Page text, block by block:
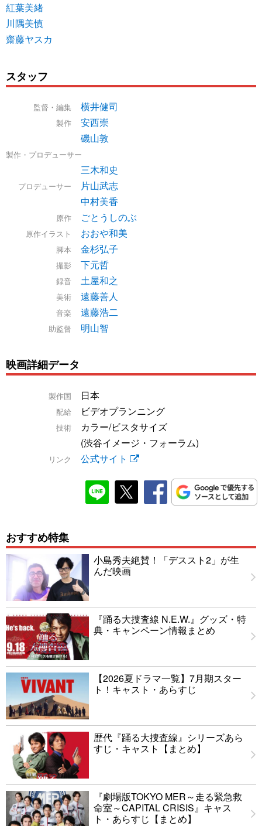
紅葉美緒
川隅美慎
齋藤ヤスカ
スタッフ
監督・編集 横井健司
製作
安西崇
磯山敦
製作・プロデューサー
三木和史
プロデューサー
片山武志
中村美香
原作 ごとうしのぶ
原作イラスト おおや和美
脚本 金杉弘子
撮影 下元哲
録音 土屋和之
美術 遠藤善人
音楽 遠藤浩二
助監督 明山智
映画詳細データ
製作国 日本
配給 ビデオプランニング
技術
カラー/ビスタサイズ
(渋谷イメージ・フォーラム)
リンク 公式サイト
おすすめ特集
小島秀夫絶賛！「デススト2」が生
んだ映画
『踊る大捜査線 N.E.W.』グッズ・特
典・キャンペーン情報まとめ
【2026夏ドラマ一覧】7月期スター
ト！キャスト・あらすじ
歴代『踊る大捜査線』シリーズあら
すじ・キャスト【まとめ】
『劇場版TOKYO MER～走る緊急救
命室～CAPITAL CRISIS』キャス
ト・あらすじ【まとめ】